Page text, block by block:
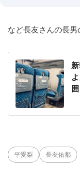
など長友さんの長男
平愛梨 長友佑都